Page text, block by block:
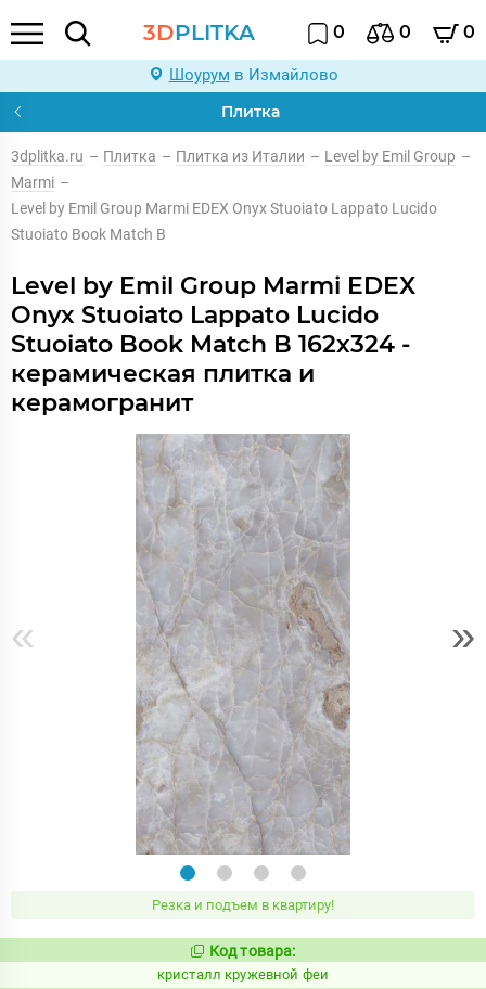
3DPLITKA 0 0 0
Шоурум в Измайлово
Плитка
3dplitka.ru – Плитка – Плитка из Италии – Level by Emil Group –
Marmi –
Level by Emil Group Marmi EDEX Onyx Stuoiato Lappato Lucido
Stuoiato Book Match B
Level by Emil Group Marmi EDEX
Onyx Stuoiato Lappato Lucido
Stuoiato Book Match B 162x324 -
керамическая плитка и
керамогранит
« »
Резка и подъем в квартиру!
Код:
817613
Код товара:
кристалл кружевной феи